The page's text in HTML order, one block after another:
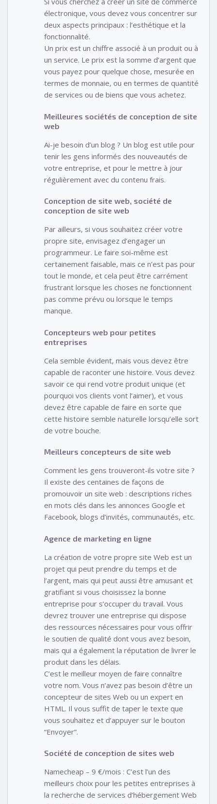
électronique, vous devez vous concentrer sur
deux aspects principaux : l’esthétique et la
fonctionnalité.
Un prix est un chiffre associé à un produit ou à
un service. Le prix est la somme d’argent que
vous payez pour quelque chose, mesurée en
termes de monnaie, ou en termes de quantité
de services ou de biens que vous achetez.
Meilleures sociétés de conception de site
web
Ai-je besoin d’un blog ? Un blog est utile pour
tenir les gens informés des nouveautés de
votre entreprise, et pour le mettre à jour
régulièrement avec du contenu frais.
Conception de site web, société de
conception de site web
Par ailleurs, si vous souhaitez créer votre
propre site, envisagez d’engager un
programmeur. Le faire soi-même est
certainement faisable, mais ce n’est pas pour
tout le monde, et cela peut être carrément
frustrant lorsque les choses ne fonctionnent
pas comme prévu ou lorsque le temps
manque.
Concepteurs web pour petites
entreprises
Cela semble évident, mais vous devez être
capable de raconter une histoire. Vous devez
savoir ce qui rend votre produit unique (et
pourquoi vos clients vont l’aimer), et vous
devez être capable de faire en sorte que
cette histoire semble naturelle lorsqu’elle sort
de votre bouche.
Meilleurs concepteurs de site web
Comment les gens trouveront-ils votre site ?
Il existe des centaines de façons de
promouvoir un site web : descriptions riches
en mots clés dans les annonces Google et
Facebook, blogs d’invités, communautés, etc.
Agence de marketing en ligne
La création de votre propre site Web est un
projet qui peut prendre du temps et de
l’argent, mais qui peut aussi être amusant et
gratifiant si vous choisissez la bonne
entreprise pour s’occuper du travail. Vous
devrez trouver une entreprise qui dispose
des ressources nécessaires pour vous offrir
le soutien de qualité dont vous avez besoin,
mais qui a également la réputation de livrer le
produit dans les délais.
C’est le meilleur moyen de faire connaître
votre nom. Vous n’avez pas besoin d’être un
concepteur de sites Web ou un expert en
HTML. Il vous suffit de taper le texte que
vous souhaitez et d’appuyer sur le bouton
“Envoyer”.
Société de conception de sites web
Namecheap – 9 €/mois : C’est l’un des
meilleurs choix pour les petites entreprises à
la recherche de services d’hébergement Web